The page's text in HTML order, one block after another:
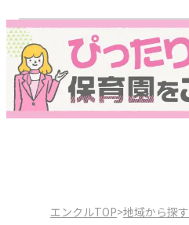
エンクルTOP>地域から探す